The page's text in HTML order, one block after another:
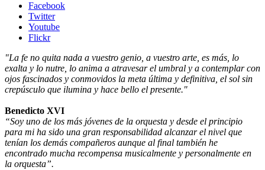
Facebook
Twitter
Youtube
Flickr
"La fe no quita nada a vuestro genio, a vuestro arte, es más, lo
exalta y lo nutre, lo anima a atravesar el umbral y a contemplar con
ojos fascinados y conmovidos la meta última y definitiva, el sol sin
crepúsculo que ilumina y hace bello el presente."
Benedicto XVI
“Soy uno de los más jóvenes de la orquesta y desde el principio
para mi ha sido una gran responsabilidad alcanzar el nivel que
tenían los demás compañeros aunque al final también he
encontrado mucha recompensa musicalmente y personalmente en
la orquesta”.